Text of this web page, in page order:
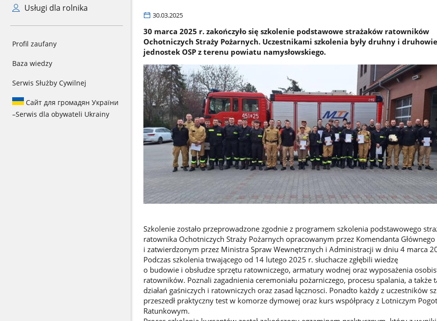
Usługi dla rolnika
Profil zaufany
Baza wiedzy
Serwis Służby Cywilnej
Сайт для громадян України
–Serwis dla obywateli Ukrainy
30.03.2025
30 marca 2025 r. zakończyło się szkolenie podstawowe strażaków ratowników
Ochotniczych Straży Pożarnych. Uczestnikami szkolenia były druhny i druhowie
jednostek OSP z terenu powiatu namysłowskiego.
Szkolenie zostało przeprowadzone zgodnie z programem szkolenia podstawowego
ratownika Ochotniczych Straży Pożarnych opracowanym przez Komendanta Głównego
i zatwierdzonym przez Ministra Spraw Wewnętrznych i Administracji w dniu 4 marca
Podczas szkolenia trwającego od 14 lutego 2025 r. słuchacze zgłębili wiedzę
o budowie i obsłudze sprzętu ratowniczego, armatury wodnej oraz wyposażenia
ratowników. Poznali zagadnienia ceremoniału pożarniczego, procesu spalania, a także
działań gaśniczych i ratowniczych oraz zasad łącznosci. Ponadto każdy z uczestników
przeszedł praktyczny test w komorze dymowej oraz kurs współpracy z Lotniczym
Ratunkowym.